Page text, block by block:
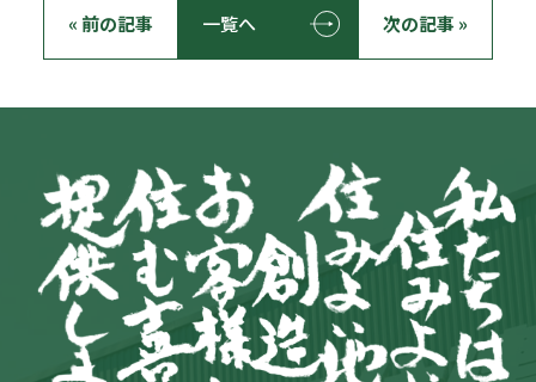
« 前の記事 一覧へ 次の記事 »